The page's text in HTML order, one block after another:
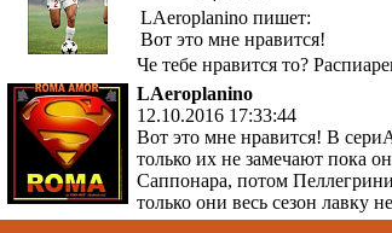
LAeroplanino пишет:
Вот это мне нравится!
Че тебе нравится то?
LAeroplanino
12.10.2016 17:33:44
Вот это мне нравится! В
только их не замечают пока
Саппонара, потом
только они весь сезон лавку